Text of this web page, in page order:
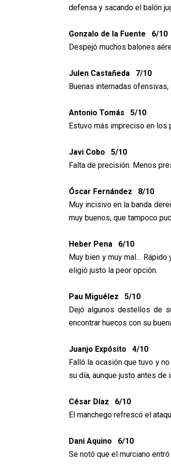
defensa y sacando el balón
Gonzalo de la Fuente 6/10
Despejó muchos balones
Julen Castañeda 7/10
Buenas internadas
Antonio Tomás 5/10
Estuvo más impreciso en los
Javi Cobo 5/10
Falta de precisión. Menos
Óscar Fernández 8/10
Muy incisivo en la banda
muy buenos, que tampoco
Heber Pena 6/10
Muy bien y muy mal…
eligió justo la peor opción.
Pau Miguélez 5/10
Dejó algunos destellos de
encontrar huecos con su
Juanjo Expósito 4/10
Falló la ocasión que tuvo y
su día, aunque justo antes
César Díaz 6/10
El manchego refrescó el
Dani Aquino 6/10
Se notó que el murciano